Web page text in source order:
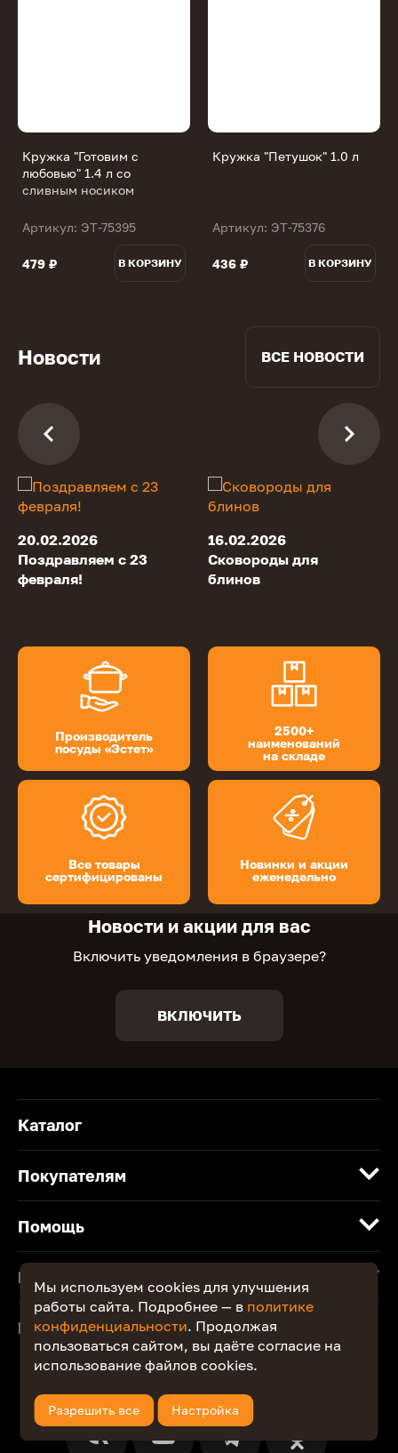
Кружка "Готовим с
любовью" 1.4 л со
сливным носиком
Артикул: ЭТ-75395
479 ₽ В КОРЗИНУ
Кружка "Петушок" 1.0 л
Артикул: ЭТ-75376
436 ₽ В КОРЗИНУ
Новости ВСЕ НОВОСТИ
20.02.2026
Поздравляем с 23
февраля!
16.02.2026
Сковороды для
блинов
Производитель
посуды «Эстет»
2500+
наименований
на складе
Все товары
сертифицированы
Новинки и акции
еженедельно
Новости и акции для вас
Включить уведомления в браузере?
ВКЛЮЧИТЬ
Каталог
Покупателям
Помощь
Компания
Контакты
Мы используем cookies для улучшения
работы сайта. Подробнее — в политике
конфиденциальности. Продолжая
пользоваться сайтом, вы даёте согласие на
использование файлов cookies.